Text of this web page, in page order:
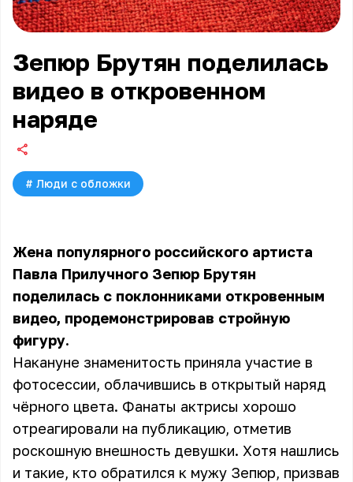
Зепюр Брутян поделилась
видео в откровенном
наряде
# Люди с обложки
Жена популярного российского артиста
Павла Прилучного Зепюр Брутян
поделилась с поклонниками откровенным
видео, продемонстрировав стройную
фигуру.
Накануне знаменитость приняла участие в
фотосессии, облачившись в открытый наряд
чёрного цвета. Фанаты актрисы хорошо
отреагировали на публикацию, отметив
роскошную внешность девушки. Хотя нашлись
и такие, кто обратился к мужу Зепюр, призвав